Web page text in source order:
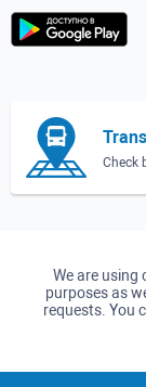
Check
We are using
purposes as
requests. You